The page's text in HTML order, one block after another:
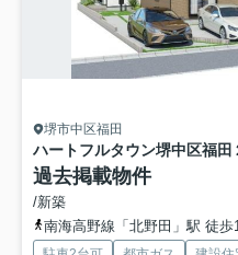
堺市中区福田
ハートフルタウン堺中区福田
過去掲載物件
/新築
南海高野線「北野田」駅 徒歩